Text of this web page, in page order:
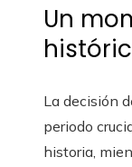
Un
La decisión
periodo
historia,